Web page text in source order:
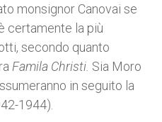
monsignor Canovai se
certamente la più
secondo quanto
Famila Christi. Sia Moro
in seguito la
1944).